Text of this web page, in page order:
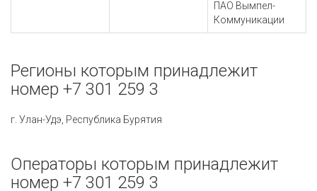
ПАО Вымпел-
Коммуникации
Регионы которым принадлежит
номер +7 301 259 3
г. Улан-Удэ, Республика Бурятия
Операторы которым принадлежит
номер +7 301 259 3